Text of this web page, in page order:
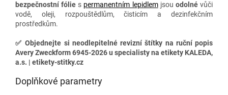
bezpečnostní fólie s permanentním lepidlem jsou odolné vůči
vodě, oleji, rozpouštědlům, čisticím a dezinfekčním
prostředkům.
✅Objednejte si neodlepitelné revizní štítky na ruční popis
Avery Zweckform 6945-2026 u specialisty na etikety KALEDA,
a.s. | etikety-stitky.cz
Doplňkové parametry